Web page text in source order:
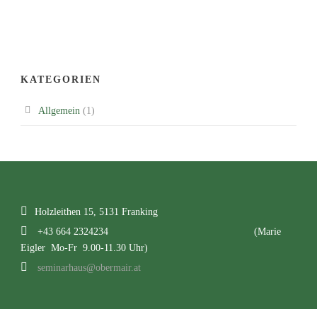
KATEGORIEN
Allgemein (1)
Holzleithen 15, 5131 Franking
+43 664 2324234
(Marie
Eigler Mo-Fr 9.00-11.30 Uhr)
seminarhaus@obermair.at